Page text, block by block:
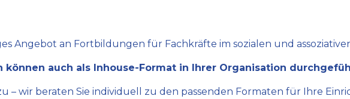
Angebot an Fortbildungen für Fachkräfte im sozialen und
auch als Inhouse-Format in Ihrer Organisation
– wir beraten Sie individuell zu den passenden Formaten für Ihre